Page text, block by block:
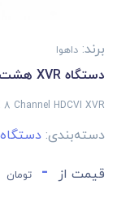
برند: داهوا
دستگاه XVR هشت کانال HDCVI داهوا مدل XVR5108HS-X
8 Channel HDCVI XVR
دسته‌بندی:
قیمت از - تومان